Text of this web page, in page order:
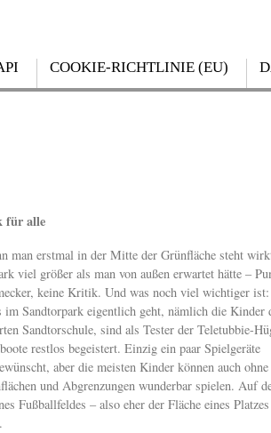
COOKIE-RICHTLINIE (EU)
für alle
man erstmal in der Mitte der Grünfläche steht
viel größer als man von außen erwartet hätte –
keine Kritik. Und was noch viel wichtiger
im Sandtorpark eigentlich geht, nämlich die Kinder
Sandtorschule, sind als Tester der Teletubbie-
restlos begeistert. Einzig ein paar Spielgeräte
aber die meisten Kinder können auch
und Abgrenzungen wunderbar spielen. Auf
Fußballfeldes – also eher der Fläche eines